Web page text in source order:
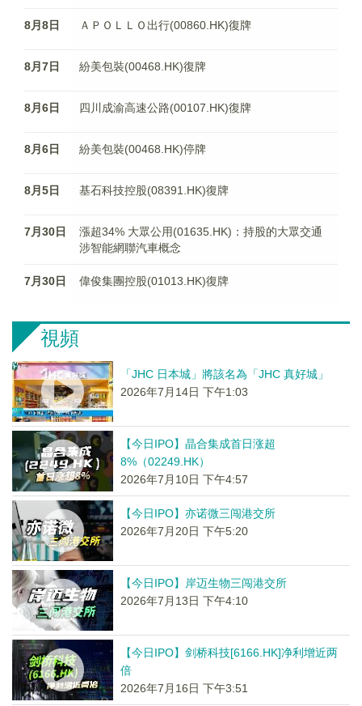
8月8日 ＡＰＯＬＬＯ出行(00860.HK)復牌
8月7日 紛美包裝(00468.HK)復牌
8月6日 四川成渝高速公路(00107.HK)復牌
8月6日 紛美包裝(00468.HK)停牌
8月5日 基石科技控股(08391.HK)復牌
7月30日
漲超34% 大眾公用(01635.HK)：持股的大眾交通
涉智能網聯汽車概念
7月30日 偉俊集團控股(01013.HK)復牌
視頻
「JHC 日本城」將該名為「JHC 真好城」
2026年7月14日 下午1:03
【今日IPO】晶合集成首日涨超
8%（02249.HK）
2026年7月10日 下午4:57
【今日IPO】亦诺微三闯港交所
2026年7月20日 下午5:20
【今日IPO】岸迈生物三闯港交所
2026年7月13日 下午4:10
【今日IPO】剑桥科技[6166.HK]净利增近两
倍
2026年7月16日 下午3:51